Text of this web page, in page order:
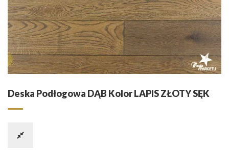
Deska Podłogowa DĄB Kolor LAPIS ZŁOTY SĘK